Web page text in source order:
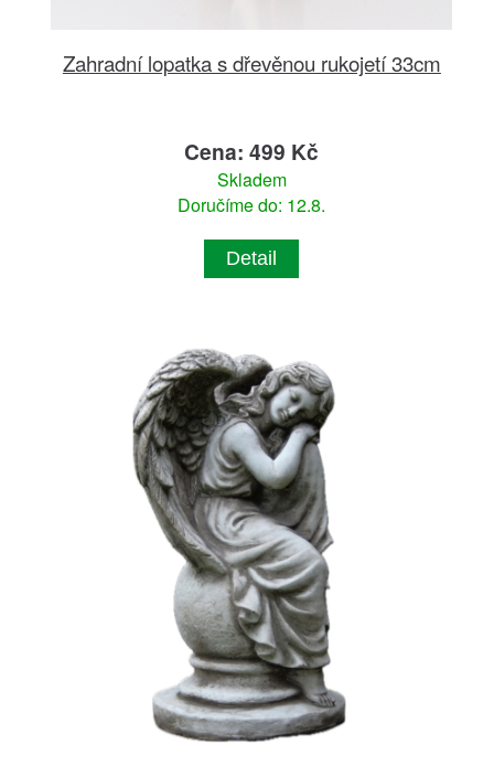
Zahradní lopatka s dřevěnou rukojetí 33cm
Cena: 499 Kč
Skladem
Doručíme do: 12.8.
Detail